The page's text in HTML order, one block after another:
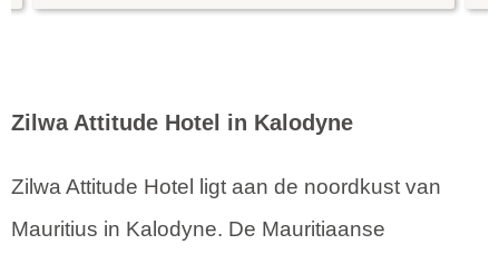
Zilwa Attitude Hotel in Kalodyne
Zilwa Attitude Hotel ligt aan de noordkust van
Mauritius in Kalodyne. De Mauritiaanse